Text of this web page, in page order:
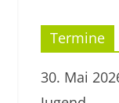
Termine
30. Mai